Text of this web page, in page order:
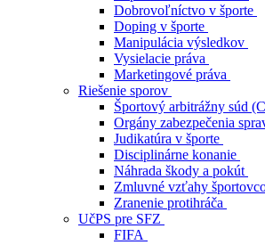
Dobrovoľníctvo v športe
Doping v športe
Manipulácia výsledkov
Vysielacie práva
Marketingové práva
Riešenie sporov
Športový arbitrážny súd
Orgány zabezpečenia
Judikatúra v športe
Disciplinárne konanie
Náhrada škody a pokút
Zmluvné vzťahy
Zranenie protihráča
UčPS pre SFZ
FIFA